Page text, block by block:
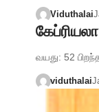
Viduthalai
வயது: 52
viduthalai